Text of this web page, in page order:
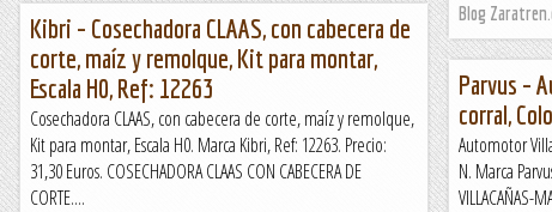
Blog
Kibri – Cosechadora CLAAS, con cabecera de
corte, maíz y remolque, Kit para montar,
Escala H0, Ref: 12263
Cosechadora CLAAS, con cabecera de corte, maíz y remolque,
Kit para montar, Escala H0. Marca Kibri, Ref: 12263. Precio:
31,30 Euros. COSECHADORA CLAAS CON CABECERA DE
CORTE....
Parvus –
corral,
Automotor
N. Marca
VILLACAÑAS-